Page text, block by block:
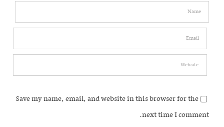
Save my name, email, and website in this browser for the
next time I comment.